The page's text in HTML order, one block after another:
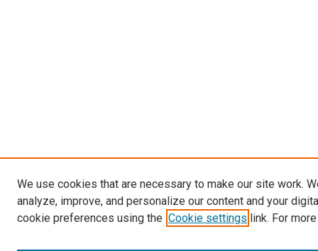
We use cookies that are necessary to make our site work.
analyze, improve, and personalize our content and your
cookie preferences using the Cookie settings link. For